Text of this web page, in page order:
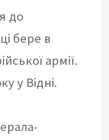
до
бере в
армії.
у Відні.